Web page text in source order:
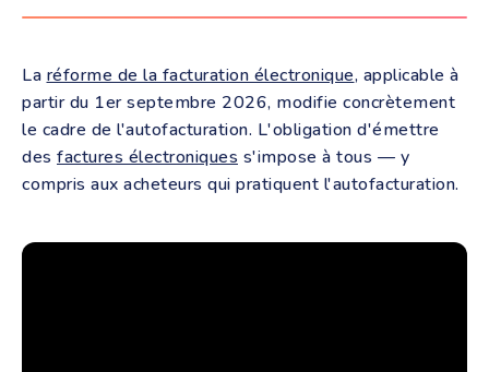
La réforme de la facturation électronique, applicable à
partir du 1er septembre 2026, modifie concrètement
le cadre de l'autofacturation. L'obligation d'émettre
des factures électroniques s'impose à tous — y
compris aux acheteurs qui pratiquent l'autofacturation.